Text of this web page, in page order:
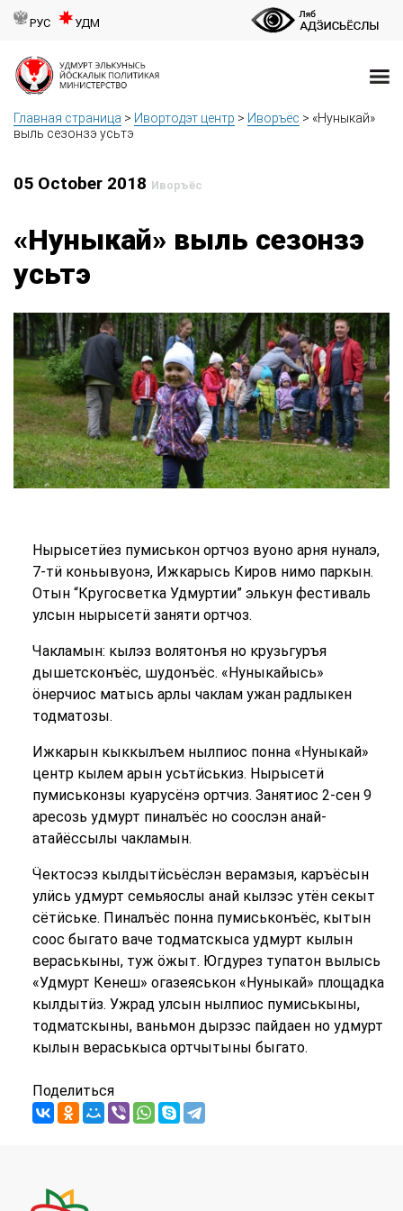
РУС УДМ
Главная страница > Ивортодэт центр > Иворъёс > «Нуныкай»
выль сезонзэ усьтэ
05 October 2018 Иворъёс
«Нуныкай» выль сезонзэ
усьтэ
Нырысетӥез пумиськон ортчоз вуоно арня нуналэ,
7-тӥ коньывуонэ, Ижкарысь Киров нимо паркын.
Отын “Кругосветка Удмуртии” элькун фестиваль
улсын нырысетӥ заняти ортчоз.
Чакламын: кылэз волятонъя но крузьгуръя
дышетсконъёс, шудонъёс. «Нуныкайысь»
ӧнерчиос матысь арлы чаклам ужан радлыкен
тодматозы.
Ижкарын кыккылъем нылпиос понна «Нуныкай»
центр кылем арын усьтӥськиз. Нырысетӥ
пумиськонзы куарусёнэ ортчиз. Занятиос 2-сен 9
аресозь удмурт пиналъёс но соослэн анай-
атайёссылы чакламын.
Ӵектосэз кылдытӥсьёслэн верамзыя, каръёсын
улӥсь удмурт семьяослы анай кылзэс утён секыт
сётӥське. Пиналъёс понна пумиськонъёс, кытын
соос быгато ваче тодматскыса удмурт кылын
вераськыны, туж ӧжыт. Югдурез тупатон вылысь
«Удмурт Кенеш» огазеяськон «Нуныкай» площадка
кылдытӥз. Ужрад улсын нылпиос пумиськыны,
тодматскыны, ваньмон дырзэс пайдаен но удмурт
кылын вераськыса ортчытыны быгато.
Поделиться